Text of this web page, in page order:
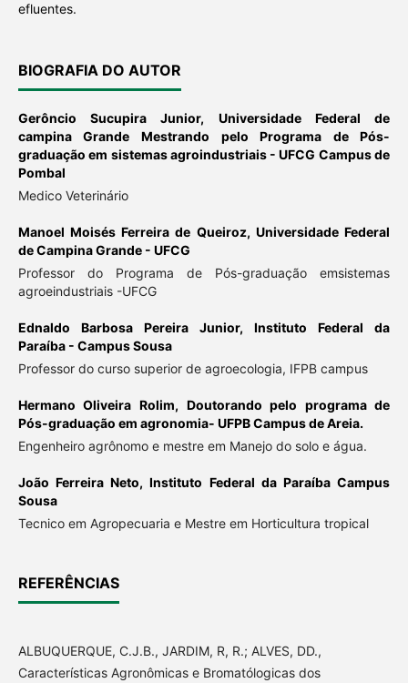
efluentes.
BIOGRAFIA DO AUTOR
Gerôncio Sucupira Junior, Universidade Federal de
campina Grande Mestrando pelo Programa de Pós-
graduação em sistemas agroindustriais - UFCG Campus de
Pombal
Medico Veterinário
Manoel Moisés Ferreira de Queiroz, Universidade Federal
de Campina Grande - UFCG
Professor do Programa de Pós-graduação emsistemas
agroeindustriais -UFCG
Ednaldo Barbosa Pereira Junior,Instituto Federal da
Paraíba - Campus Sousa
Professor do curso superior de agroecologia, IFPB campus
Hermano Oliveira Rolim, Doutorando pelo programa de
Pós-graduação em agronomia- UFPB Campus de Areia.
Engenheiro agrônomo e mestre em Manejo do solo e água.
João Ferreira Neto,Instituto Federal da Paraíba Campus
Sousa
Tecnico em Agropecuaria e Mestre em Horticultura tropical
REFERÊNCIAS
ALBUQUERQUE, C.J.B., JARDIM, R, R.; ALVES, DD.,
Características Agronômicas e Bromatólogicas dos